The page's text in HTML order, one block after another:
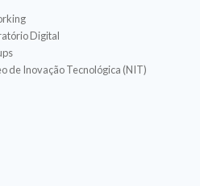
Digital
de Inovação Tecnológica (NIT)